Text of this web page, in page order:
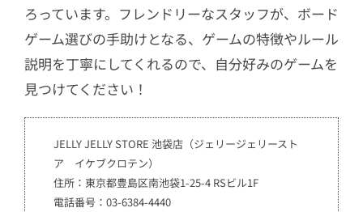
ろっています。フレンドリーなスタッフが、ボード
ゲーム選びの手助けとなる、ゲームの特徴やルール
説明を丁寧にしてくれるので、自分好みのゲームを
見つけてください！
JELLY JELLY STORE 池袋店（ジェリージェリースト
ア イケブクロテン）
住所：東京都豊島区南池袋1-25-4 RSビル1F
電話番号：03-6384-4440